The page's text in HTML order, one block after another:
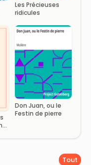
Les Précieuses
ridicules
Don Juan, ou le
Festin de pierre
Tout